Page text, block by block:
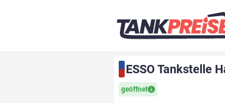
ESSO Tankstelle
geöffnet